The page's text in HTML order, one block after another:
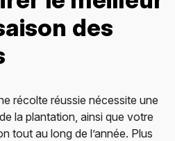
des
récolte réussie nécessite une
la plantation, ainsi que votre
tout au long de l’année. Plus